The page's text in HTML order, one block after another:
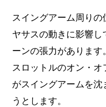
スイングアーム周りの
ヤサスの動きに影響
ーンの張力があります。
スロットルのオン・
がスイングアームを
うとします。